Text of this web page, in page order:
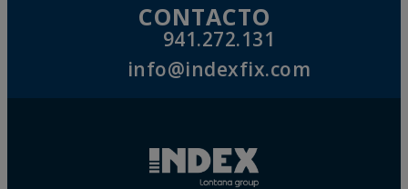
CONTACTO
941.272.131
info@indexfix.com